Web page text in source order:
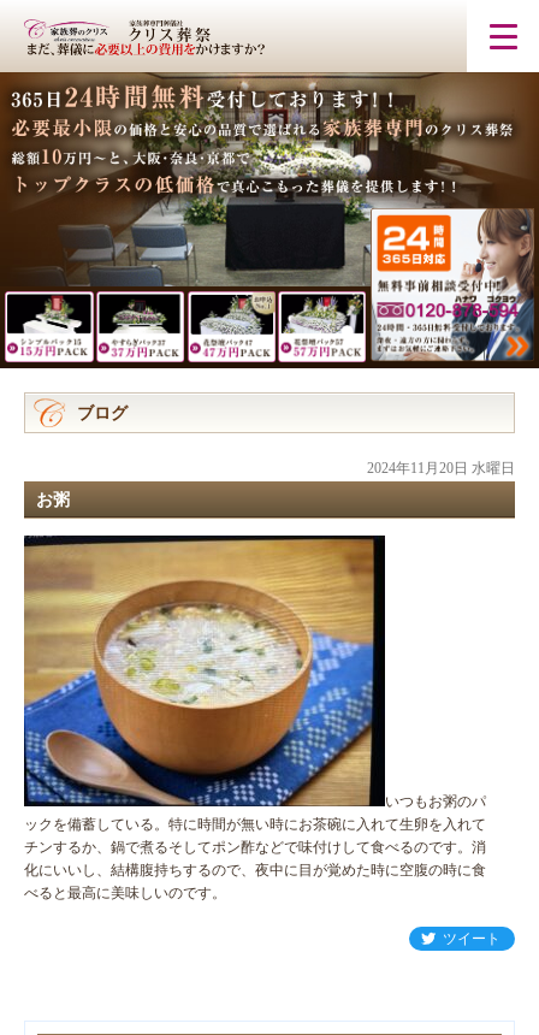
ブログ
2024年11月20日 水曜日
お粥
いつもお粥のパ
ックを備蓄している。特に時間が無い時にお茶碗に入れて生卵を入れて
チンするか、鍋で煮るそしてポン酢などで味付けして食べるのです。消
化にいいし、結構腹持ちするので、夜中に目が覚めた時に空腹の時に食
べると最高に美味しいのです。
ツイート